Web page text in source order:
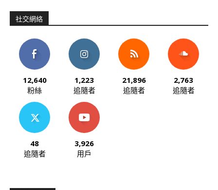
社交網絡
12,640
粉絲
1,223
追隨者
21,896
追隨者
2,763
追隨者
48
追隨者
3,926
用戶